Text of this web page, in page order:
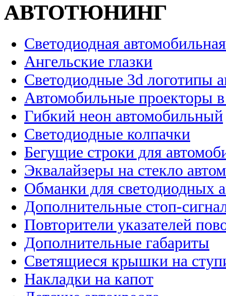
АВТОТЮНИНГ
Светодиодная
Ангельские глазки
Светодиодные 3d логотипы
Автомобильные проекторы
Гибкий неон автомобильный
Светодиодные колпачки
Бегущие строки для
Эквалайзеры на стекло
Обманки для светодиодных
Дополнительные стоп-
Повторители указателей
Дополнительные габариты
Светящиеся крышки на
Накладки на капот